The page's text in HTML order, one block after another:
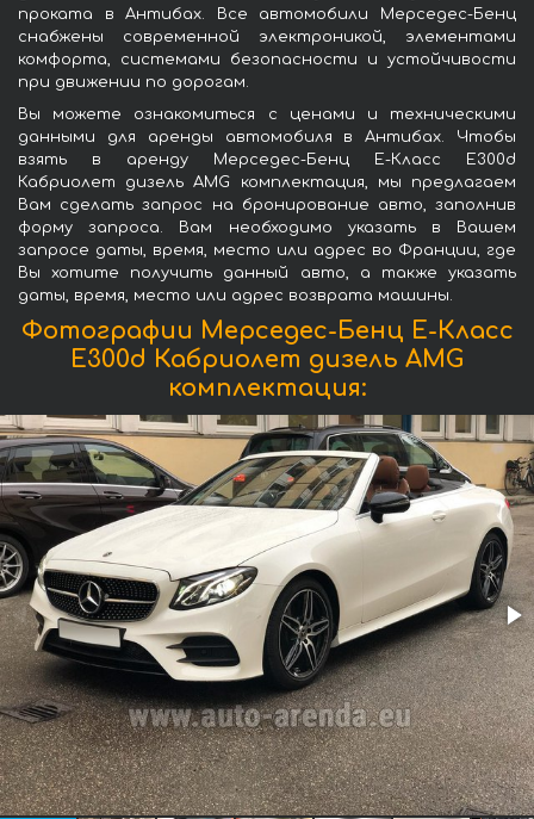
проката в Антибах. Все автомобили Мерседес-Бенц
снабжены современной электроникой, элементами
комфорта, системами безопасности и устойчивости
при движении по дорогам.
Вы можете ознакомиться с ценами и техническими
данными для аренды автомобиля в Антибах. Чтобы
взять в аренду Мерседес-Бенц Е-Класс Е300d
Кабриолет дизель AMG комплектация, мы предлагаем
Вам сделать запрос на бронирование авто, заполнив
форму запроса. Вам необходимо указать в Вашем
запросе даты, время, место или адрес во Франции, где
Вы хотите получить данный авто, а также указать
даты, время, место или адрес возврата машины.
Фотографии Мерседес-Бенц Е-Класс
Е300d Кабриолет дизель AMG
комплектация: